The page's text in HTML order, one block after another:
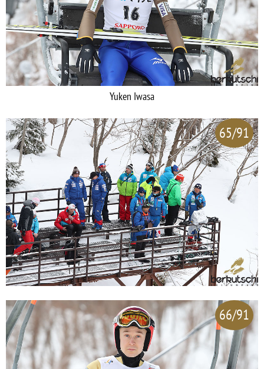
Yuken Iwasa
65/91
66/91